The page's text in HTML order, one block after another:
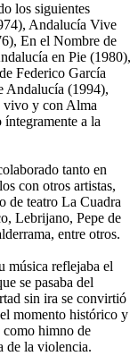
los siguientes
Andalucía Vive
En el Nombre de
en Pie (1980),
Federico García
Andalucía (1994),
vivo y con Alma
a la
tanto en
con otros artistas,
de teatro La Cuadra
Lebrijano, Pepe de
entre otros.
música reflejaba el
se pasaba del
sin ira se convirtió
momento histórico y
como himno de
de la violencia.